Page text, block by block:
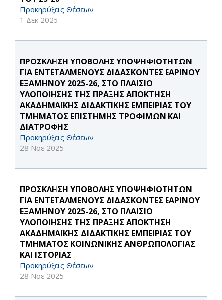
Προκηρύξεις Θέσεων
1 Δεκ 2025
ΠΡΟΣΚΛΗΣΗ ΥΠΟΒΟΛΗΣ ΥΠΟΨΗΦΙΟΤΗΤΩΝ
ΓΙΑ ΕΝΤΕΤΑΛΜΕΝΟΥΣ ΔΙΔΑΣΚΟΝΤΕΣ ΕΑΡΙΝΟΥ
ΕΞΑΜΗΝΟΥ 2025-26, ΣΤΟ ΠΛΑΙΣΙΟ
ΥΛΟΠΟΙΗΣΗΣ ΤΗΣ ΠΡΑΞΗΣ ΑΠΟΚΤΗΣΗ
ΑΚΑΔΗΜΑΪΚΗΣ ΔΙΔΑΚΤΙΚΗΣ ΕΜΠΕΙΡΙΑΣ ΤΟΥ
ΤΜΗΜΑΤΟΣ ΕΠΙΣΤΗΜΗΣ ΤΡΟΦΙΜΩΝ ΚΑΙ
ΔΙΑΤΡΟΦΗΣ
Προκηρύξεις Θέσεων
28 Νοε 2025
ΠΡΟΣΚΛΗΣΗ ΥΠΟΒΟΛΗΣ ΥΠΟΨΗΦΙΟΤΗΤΩΝ
ΓΙΑ ΕΝΤΕΤΑΛΜΕΝΟΥΣ ΔΙΔΑΣΚΟΝΤΕΣ ΕΑΡΙΝΟΥ
ΕΞΑΜΗΝΟΥ 2025-26, ΣΤΟ ΠΛΑΙΣΙΟ
ΥΛΟΠΟΙΗΣΗΣ ΤΗΣ ΠΡΑΞΗΣ ΑΠΟΚΤΗΣΗ
ΑΚΑΔΗΜΑΪΚΗΣ ΔΙΔΑΚΤΙΚΗΣ ΕΜΠΕΙΡΙΑΣ ΤΟΥ
ΤΜΗΜΑΤΟΣ ΚΟΙΝΩΝΙΚΗΣ ΑΝΘΡΩΠΟΛΟΓΙΑΣ
ΚΑΙ ΙΣΤΟΡΙΑΣ
Προκηρύξεις Θέσεων
28 Νοε 2025